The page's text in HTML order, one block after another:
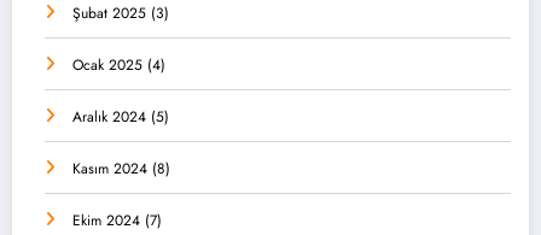
Şubat 2025 (3)
Ocak 2025 (4)
Aralık 2024 (5)
Kasım 2024 (8)
Ekim 2024 (7)